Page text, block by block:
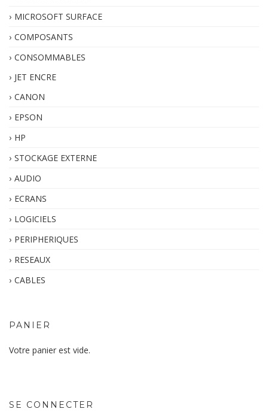
MICROSOFT SURFACE
COMPOSANTS
CONSOMMABLES
JET ENCRE
CANON
EPSON
HP
STOCKAGE EXTERNE
AUDIO
ECRANS
LOGICIELS
PERIPHERIQUES
RESEAUX
CABLES
PANIER
Votre panier est vide.
SE CONNECTER